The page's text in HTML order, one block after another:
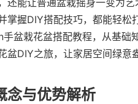
还能让普通盆栽摇身一变为
掌握DIY搭配技巧，都能轻
盆栽花盆搭配教程，从基
盆DIY之旅，让家居空间绿意
念与优势解析